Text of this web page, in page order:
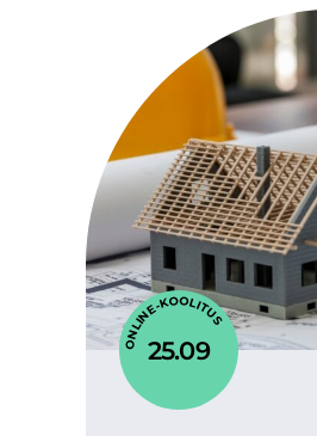
ONLINE-KOOLITUS
25.09